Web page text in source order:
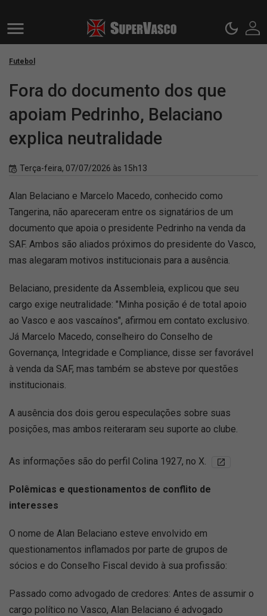
Futebol
Fora do documento dos que
apoiam Pedrinho, Belaciano
explica neutralidade
Terça-feira, 07/07/2026 às 15h13
Alan Belaciano e Marcelo Macedo, conhecido como
Tangerina, não apareceram entre os signatários de um
documento que apoia o presidente Pedrinho na venda da
SAF. Ambos são aliados próximos do presidente do Vasco,
mas alegaram motivos institucionais para a ausência.
Belaciano, presidente da Assembleia, explicou que seu
cargo exige neutralidade: "Minha posição é de total apoio
ao Vasco e aos vascaínos", afirmou em contato exclusivo.
Já Marcelo Macedo, conselheiro do Conselho de
Governança, Integridade e Compliance, disse ser favorável
à venda da SAF, mas também se absteve por questões
institucionais.
A ausência dos dois gerou especulações sobre suas
posições, mas ambos reiteraram seu suporte ao clube.
As informações são do perfil Colina 1927, no X.
Polêmicas e questionamentos de conflito de
interesses
O nome de Alan Belaciano esteve envolvido em
questionamentos inflamados por parte de grupos de
sócios e do Conselho Fiscal devido à sua profissão:
Passado como advogado de credores: Antes de assumir o
cargo político no Vasco, Alan Belaciano é advogado